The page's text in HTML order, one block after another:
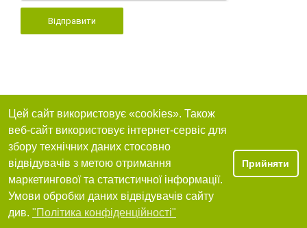
Відправити
Цей сайт використовує «cookies». Також
веб-сайт використовує інтернет-сервіс для
збору технічних даних стосовно
відвідувачів з метою отримання
маркетингової та статистичної інформації.
Умови обробки даних відвідувачів сайту
див. "Політика конфіденційності"
Прийняти